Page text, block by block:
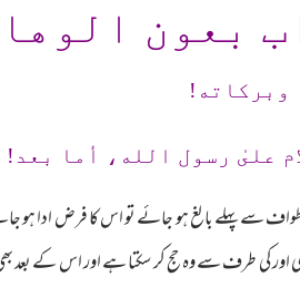
بعون
وبرکاته!
علىٰ رسول الله، أما بعد!
سے پہلے بالغ ہو جائے تو اس کا فرض ادا ہو
کسی اور کی طرف سے وہ حج کر سکتا ہے اور اس کے